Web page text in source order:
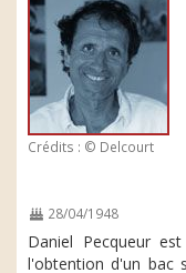
Crédits : © Delcourt
28/04/1948
Daniel Pecqueur
l'obtention d'un bac